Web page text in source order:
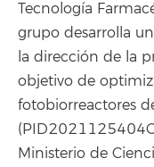
Tecnología
grupo desarrolla
la dirección de la
objetivo de
fotobiorreactores
Ministerio de